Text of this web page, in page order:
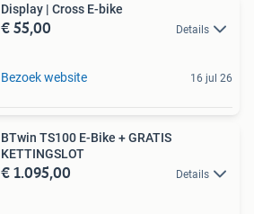
Display | Cross E-bike
€ 55,00 Details
Bezoek website 16 jul 26
BTwin TS100 E-Bike + GRATIS
KETTINGSLOT
€ 1.095,00 Details